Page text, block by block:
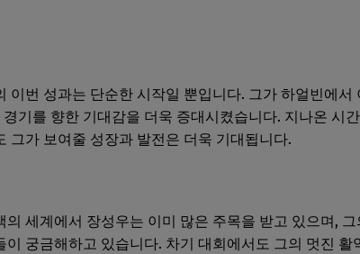
이번 성과는 단순한 시작일 뿐입니다. 그가 하얼빈에
경기를 향한 기대감을 더욱 증대시켰습니다. 지나온 시
그가 보여줄 성장과 발전은 더욱 기대됩니다.
의 세계에서 장성우는 이미 많은 주목을 받고 있으며,
이 궁금해하고 있습니다. 차기 대회에서도 그의 멋진